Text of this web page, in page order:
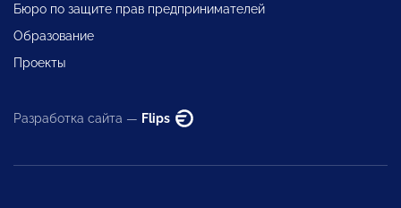
Бюро по защите прав предпринимателей
Образование
Проекты
Разработка сайта — Flips